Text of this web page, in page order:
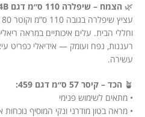
🌿 הצמח – שיפלרה 110 ס״מ דגם 154B:
וחללי הבית. עלים איכותיים במראה
רעננות, נפח ועומק — אידיאלי כפריט
עשירה.
🪴 הכד – קיסר 57 ס״מ דגם 459:
• מתאים לשימוש פנימי
• מראה בטון מודרני ונקי המוסיף נוכחות